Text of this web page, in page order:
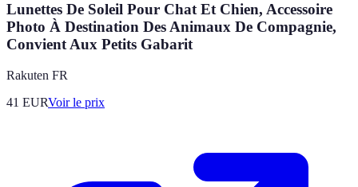
Lunettes De Soleil Pour Chat Et Chien, Accessoire
Photo À Destination Des Animaux De Compagnie,
Convient Aux Petits Gabarit
Rakuten FR
41 EURVoir le prix